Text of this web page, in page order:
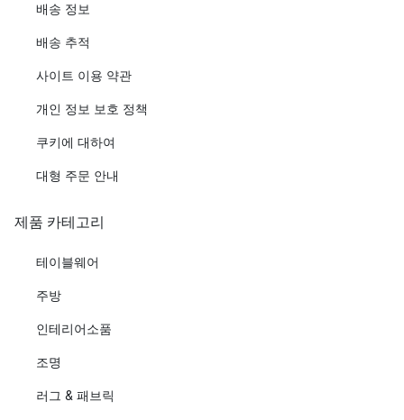
배송 정보
배송 추적
사이트 이용 약관
개인 정보 보호 정책
쿠키에 대하여
대형 주문 안내
제품 카테고리
테이블웨어
주방
인테리어소품
조명
러그 & 패브릭